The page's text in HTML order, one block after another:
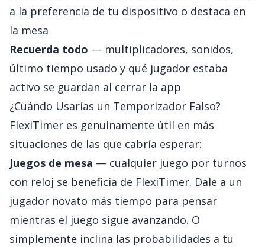
a la preferencia de tu dispositivo o destaca en
la mesa
Recuerda todo — multiplicadores, sonidos,
último tiempo usado y qué jugador estaba
activo se guardan al cerrar la app
¿Cuándo Usarías un Temporizador Falso?
FlexiTimer es genuinamente útil en más
situaciones de las que cabría esperar:
Juegos de mesa — cualquier juego por turnos
con reloj se beneficia de FlexiTimer. Dale a un
jugador novato más tiempo para pensar
mientras el juego sigue avanzando. O
simplemente inclina las probabilidades a tu